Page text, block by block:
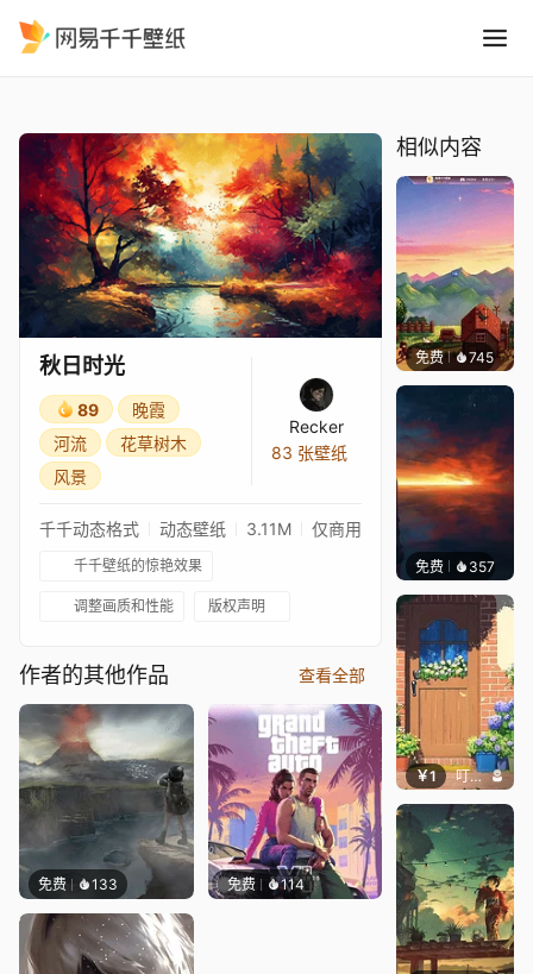
秋日时光
89
晚霞
河流
花草树木
风景
Recker
83 张壁纸
千千动态格式 动态壁纸 3.11M 仅商用
千千壁纸的惊艳效果
调整画质和性能 版权声明
作者的其他作品 查看全部
免费 133 免费 114
相似内容
免费 745鲨鲨啊
免费 357辰东
￥1 叮叮当当